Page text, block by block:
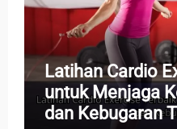
Latihan Cardio
untuk Menjaga
dan Kebugaran